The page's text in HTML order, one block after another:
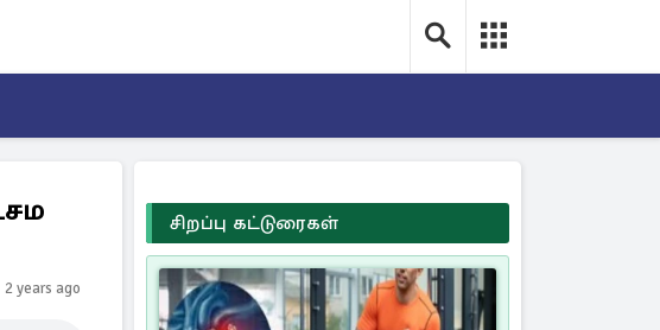
2 years ago
சிறப்பு கட்டுரைகள்